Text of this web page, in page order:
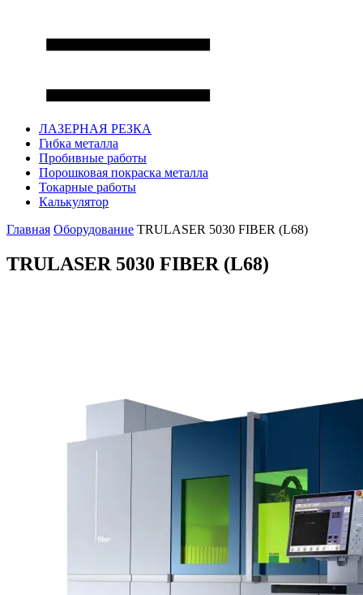
ЛАЗЕРНАЯ РЕЗКА
Гибка металла
Пробивные работы
Порошковая покраска металла
Токарные работы
Калькулятор
Главная Оборудование TRULASER 5030 FIBER (L68)
TRULASER 5030 FIBER (L68)